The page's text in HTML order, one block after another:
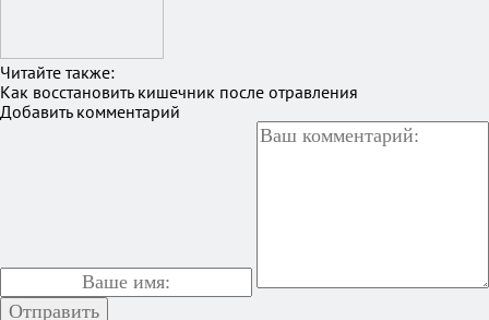
Читайте также:
Как восстановить кишечник после отравления
Добавить комментарий